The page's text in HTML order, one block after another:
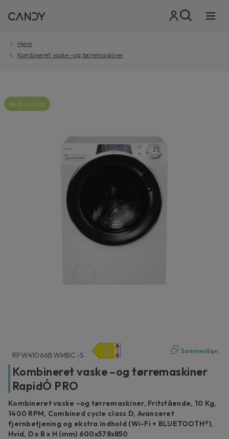
Hjem
Kombineret vaske –og tørremaskiner
Best in class
Sammenlign
RPW41066BWMBC-S
Kombineret vaske –og tørremaskiner
RapidÓ PRO
Kombineret vaske –og tørremaskiner, Fritstående, 10 Kg,
1400 RPM, Combined cycle class D, Avanceret
fjernbetjening og ekstra indhold (Wi-Fi + BLUETOOTH®),
Hvid, D x B x H (mm) 600x578x850